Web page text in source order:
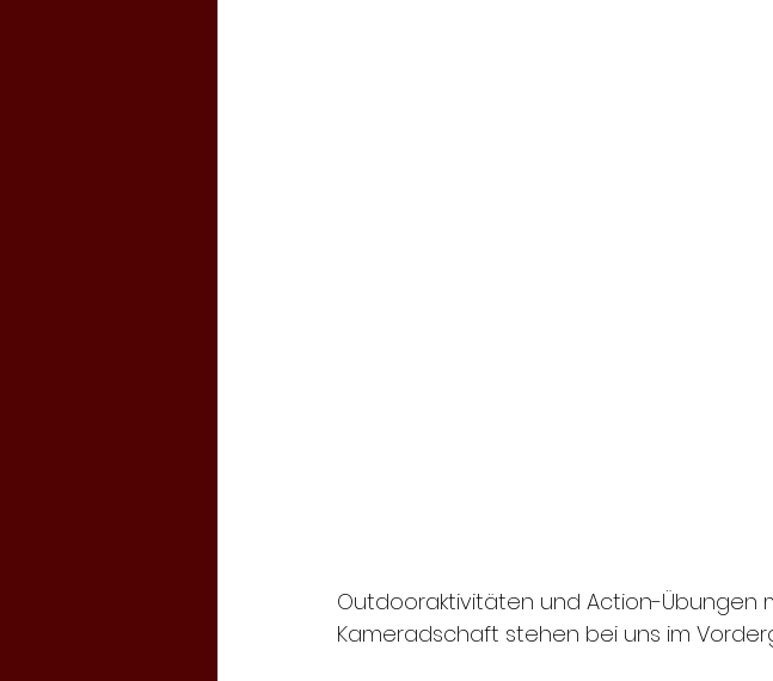
Outdooraktivitäten und Action-Übungen
Kameradschaft stehen bei uns im